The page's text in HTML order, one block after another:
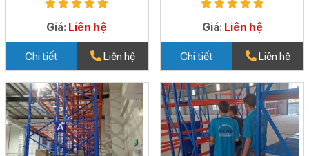
Giá: Liên hệ
Chi tiết Liên hệ
Giá: Liên hệ
Chi tiết Liên hệ